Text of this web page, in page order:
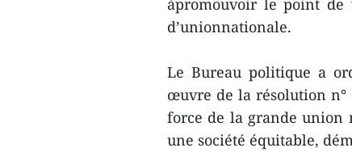
àpromouvoir le point
d’unionnationale.
Le Bureau politique a
œuvre de la résolution n°
force de la grande union
une société équitable,